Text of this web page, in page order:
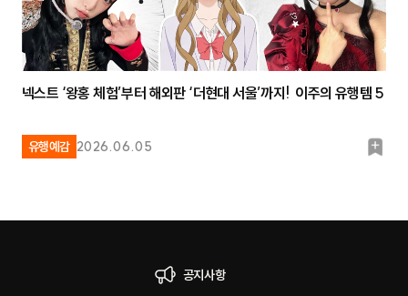
유행예감 2026.06.05
북
넥스트 ‘왕홍 체험’부터 해외판 ‘더현대 서울’까지! 이주의 유행템 5
공지사항